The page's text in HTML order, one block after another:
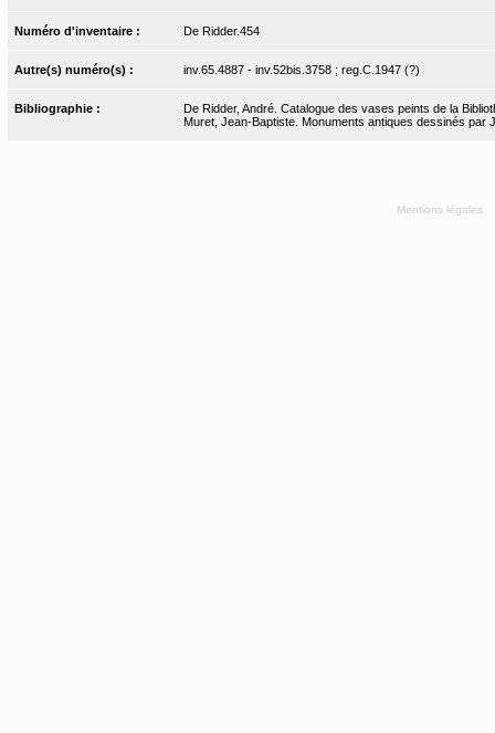
Numéro d'inventaire : De Ridder.454
Autre(s) numéro(s) : inv.65.4887 - inv.52bis.3758 ; reg.C.1947 (?)
Bibliographie :
De Ridder, André. Catalogue des vases peints de la
Muret, Jean-Baptiste. Monuments antiques dessinés par
Mentions légales